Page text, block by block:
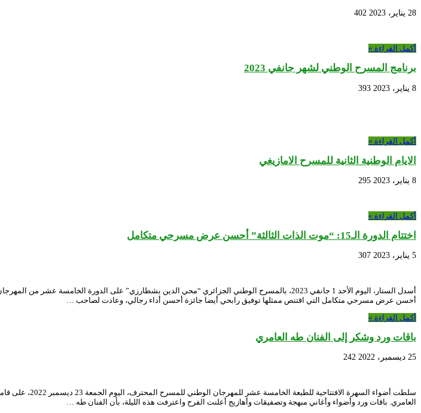
28 يناير، 2023 402
أكمل القراءة »
برنامج المسرح الوطني لشهر جانفي 2023
8 يناير، 2023 393
أكمل القراءة »
الايام الوطنية الثانية للمسرح الامازيغي
8 يناير، 2023 295
أكمل القراءة »
اختتام الدورة الـ15: “موت الذات الثالثة” أحسن عرض مسرحي متكامل
5 يناير، 2023 307
أسدل الستار، اليوم الأحد 1 جانفي 2023، بالمسرح الوطني الجزائري “محي الدين بشطارزي” على الدورة
أحسن عرض مسرحي متكامل التي اقتنص ممثلها توفيق رابحي أيضا جائزة أحسن أداء رجالي، وعادت لصاحب …
أكمل القراءة »
باقات ورد وشكر إلى الفنان طه العامري
25 ديسمبر، 2022 242
سلطت أضواء
العامري. باقات ورد وأضواء وأغاني مبهجة وتصفيقات وأهازيج أعلنت الفرح واعترفت هذه الليلة، بأن الفنان طه …